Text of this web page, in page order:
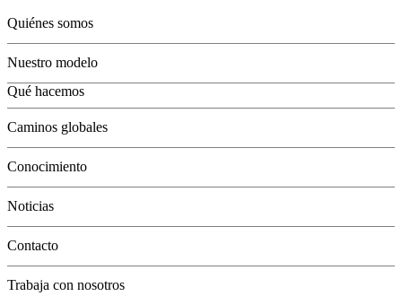
Quiénes somos
Nuestro modelo
Qué hacemos
Jóvenes
Adultos
Grandes
Conservación
Caminos globales
Conocimiento
Noticias
Contacto
Trabaja con nosotros